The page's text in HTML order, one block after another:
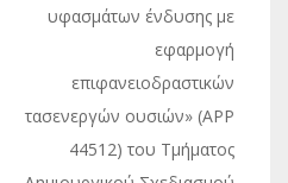
υφασμάτων ένδυσης με
εφαρμογή
επιφανειοδραστικών
τασενεργών ουσιών» (APP
44512) του Τμήματος